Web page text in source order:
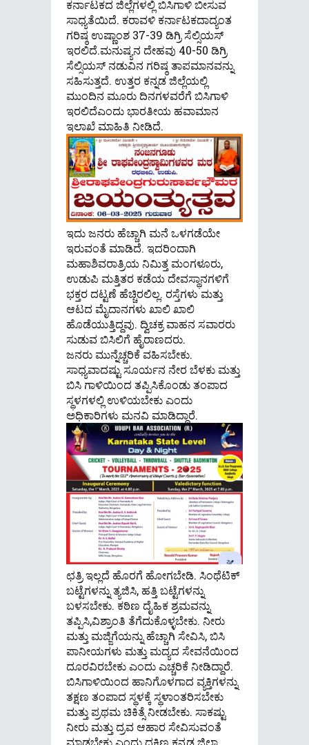
ಕರ್ನಾಟಕದ ಜಿಲ್ಲೆಗಳಲ್ಲಿ ಬಿಸಿಗಾಳಿ ಬೀಸುವ
ಸಾಧ್ಯತೆಯಿದೆ. ಕರಾವಳಿ ಕರ್ನಾಟಕದಾದ್ಯಂತ
ಗರಿಷ್ಠ ಉಷ್ಣಾಂಶ 37-39 ಡಿಗ್ರಿ ಸೆಲ್ಸಿಯಸ್
ಇರಲಿದೆ.ಮನುಷ್ಯನ ದೇಹವು 40-50 ಡಿಗ್ರಿ
ಸೆಲ್ಸಿಯಸ್ ನಡುವಿನ ಗರಿಷ್ಠ ತಾಪಮಾನವನ್ನು
ಸಹಿಸುತ್ತದೆ. ಉತ್ತರ ಕನ್ನಡ ಜಿಲ್ಲೆಯಲ್ಲಿ
ಮುಂದಿನ ಮೂರು ದಿನಗಳವರೆಗೆ ಬಿಸಿಗಾಳಿ
ಇರಲಿದೆಎಂದು ಭಾರತೀಯ ಹವಾಮಾನ
ಇಲಾಖೆ ಮಾಹಿತಿ ನೀಡಿದೆ.
ಇದು ಜನರು ಹೆಚ್ಚಾಗಿ ಮನೆ ಒಳಗಡೆಯೇ
ಇರುವಂತೆ ಮಾಡಿದೆ. ಇದರಿಂದಾಗಿ
ಮಹಾಶಿವರಾತ್ರಿಯ ನಿಮಿತ್ತ ಮಂಗಳೂರು,
ಉಡುಪಿ ಮತ್ತಿತರ ಕಡೆಯ ದೇವಸ್ಥಾನಗಳಿಗೆ
ಭಕ್ತರ ದಟ್ಟಣೆ ಹೆಚ್ಚಿರಲಿಲ್ಲ. ರಸ್ತೆಗಳು ಮತ್ತು
ಆಟದ ಮೈದಾನಗಳು ಖಾಲಿ ಖಾಲಿ
ಹೊಡೆಯುತ್ತಿದ್ದವು. ದ್ವಿಚಕ್ರ ವಾಹನ ಸವಾರರು
ಸುಡುವ ಬಿಸಿಲಿಗೆ ಹೈರಾಣದರು.
ಜನರು ಮುನ್ನೆಚ್ಚರಿಕೆ ವಹಿಸಬೇಕು.
ಸಾಧ್ಯವಾದಷ್ಟು ಸೂರ್ಯನ ನೇರ ಬೆಳಕು ಮತ್ತು
ಬಿಸಿ ಗಾಳಿಯಿಂದ ತಪ್ಪಿಸಿಕೊಂಡು ತಂಪಾದ
ಸ್ಥಳಗಳಲ್ಲಿ ಉಳಿಯಬೇಕು ಎಂದು
ಅಧಿಕಾರಿಗಳು ಮನವಿ ಮಾಡಿದ್ದಾರೆ.
ಛತ್ರಿ ಇಲ್ಲದೆ ಹೊರಗೆ ಹೋಗಬೇಡಿ. ಸಿಂಥೆಟಿಕ್
ಬಟ್ಟೆಗಳನ್ನು ತ್ಯಜಿಸಿ, ಹತ್ತಿ ಬಟ್ಟೆಗಳನ್ನು
ಬಳಸಬೇಕು. ಕಠಿಣ ದೈಹಿಕ ಶ್ರಮವನ್ನು
ತಪ್ಪಿಸಿ,ವಿಶ್ರಾಂತಿ ತೆಗೆದುಕೊಳ್ಳಬೇಕು. ನೀರು
ಮತ್ತು ಮಜ್ಜಿಗೆಯನ್ನು ಹೆಚ್ಚಾಗಿ ಸೇವಿಸಿ, ಬಿಸಿ
ಪಾನೀಯಗಳು ಮತ್ತು ಮದ್ಯದ ಸೇವನೆಯಿಂದ
ದೂರವಿರಬೇಕು ಎಂದು ಎಚ್ಚರಿಕೆ ನೀಡಿದ್ದಾರೆ.
ಬಿಸಿಗಾಳಿಯಿಂದ ಹಾನಿಗೊಳಗಾದ ವ್ಯಕ್ತಿಗಳನ್ನು
ತಕ್ಷಣ ತಂಪಾದ ಸ್ಥಳಕ್ಕೆ ಸ್ಥಳಾಂತರಿಸಬೇಕು
ಮತ್ತು ಪ್ರಥಮ ಚಿಕಿತ್ಸೆ ನೀಡಬೇಕು. ಸಾಕಷ್ಟು
ನೀರು ಮತ್ತು ದ್ರವ ಆಹಾರ ಸೇವಿಸುವಂತೆ
ಮಾಡಬೇಕು ಎಂದು ದಕ್ಷಿಣ ಕನ್ನಡ ಜಿಲ್ಲಾ